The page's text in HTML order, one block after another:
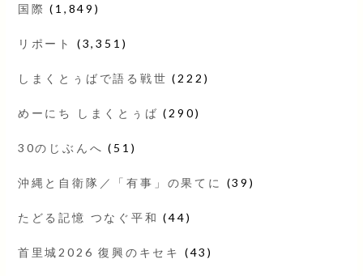
国際 (1,849)
リポート (3,351)
しまくとぅばで語る戦世 (222)
めーにち しまくとぅば (290)
30のじぶんへ (51)
沖縄と自衛隊／「有事」の果てに (39)
たどる記憶 つなぐ平和 (44)
首里城2026 復興のキセキ (43)